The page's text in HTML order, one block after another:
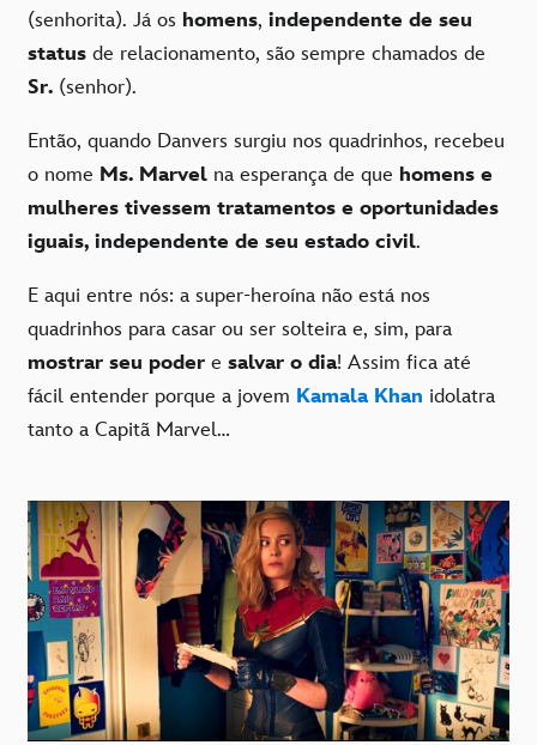
(senhorita). Já os homens, independente de seu
status de relacionamento, são sempre chamados de
Sr. (senhor).
Então, quando Danvers surgiu nos quadrinhos, recebeu
o nome Ms. Marvel na esperança de que homens e
mulheres tivessem tratamentos e oportunidades
iguais, independente de seu estado civil.
E aqui entre nós: a super-heroína não está nos
quadrinhos para casar ou ser solteira e, sim, para
mostrar seu poder e salvar o dia! Assim fica até
fácil entender porque a jovem Kamala Khan idolatra
tanto a Capitã Marvel…